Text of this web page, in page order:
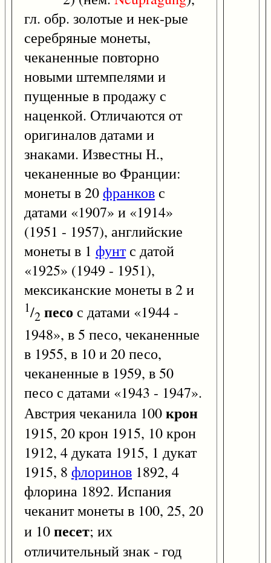
гл. обр. золотые и нек-рые
серебряные монеты,
чеканенные повторно
новыми штемпелями и
пущенные в продажу с
наценкой. Отличаются от
оригиналов датами и
знаками. Известны Н.,
чеканенные во Франции:
монеты в 20франков с
датами «1907» и «1914»
(1951 - 1957), английские
монеты в 1 фунтс датой
«1925» (1949 - 1951),
мексиканские монеты в 2 и
1/2 песо с датами «1944 -
1948», в 5 песо, чеканенные
в 1955, в 10 и 20 песо,
чеканенные в 1959, в 50
песо с датами «1943 - 1947».
Австрия чеканила 100крон
1915, 20 крон 1915, 10 крон
1912, 4 дуката 1915, 1 дукат
1915, 8 флоринов 1892, 4
флорина 1892. Испания
чеканит монеты в 100, 25, 20
и 10песет; их
отличительный знак - год